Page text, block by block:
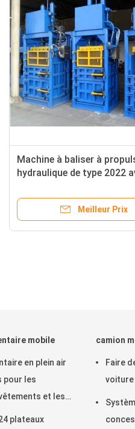
Machine à baliser à
hydraulique de type 2022
Meilleur Prix
mobile
en plein air
pour les
et les
plateaux
camion
Faire
voiture